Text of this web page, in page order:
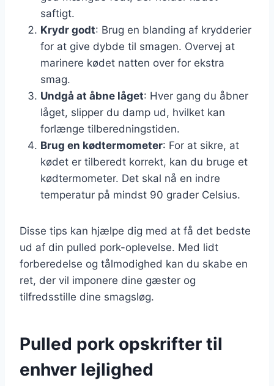
saftigt.
Krydr godt: Brug en blanding af krydderier
for at give dybde til smagen. Overvej at
marinere kødet natten over for ekstra
smag.
Undgå at åbne låget: Hver gang du åbner
låget, slipper du damp ud, hvilket kan
forlænge tilberedningstiden.
Brug en kødtermometer: For at sikre, at
kødet er tilberedt korrekt, kan du bruge et
kødtermometer. Det skal nå en indre
temperatur på mindst 90 grader Celsius.
Disse tips kan hjælpe dig med at få det bedste
ud af din pulled pork-oplevelse. Med lidt
forberedelse og tålmodighed kan du skabe en
ret, der vil imponere dine gæster og
tilfredsstille dine smagsløg.
Pulled pork opskrifter til
enhver lejlighed